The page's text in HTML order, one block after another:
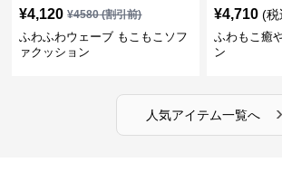
¥4,120 ¥4580(割引前)
ふわふわウェーブ もこもこソフ
ァクッション
¥4,710 (税
ふわもこ癒
ン
人気アイテム一覧へ ›